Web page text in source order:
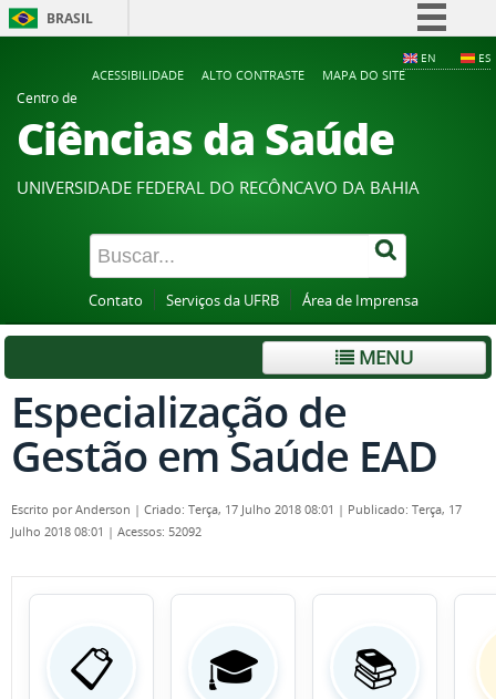
BRASIL
Participe
Acesso à informação
Legislação
Canais
EN ES
ACESSIBILIDADE ALTO CONTRASTE
MAPA DO SITE
Centro de
Ciências da Saúde
UNIVERSIDADE FEDERAL DO RECÔNCAVO DA BAHIA
Contato Serviços da UFRB Área de Imprensa
MENU
Especialização de
Gestão em Saúde EAD
Escrito porAnderson | Criado: Terça, 17 Julho 2018 08:01 | Publicado: Terça, 17
Julho 2018 08:01 | Acessos: 52092
📋 🎓 📚